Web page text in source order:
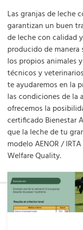
Las granjas de leche
garantizan un buen
de leche con calidad
producido de
los propios animales
técnicos y
te ayudaremos en la
las condiciones de la
ofrecemos la
certificado Bienestar
que la leche de tu
modelo AENOR /
Welfare Quality.